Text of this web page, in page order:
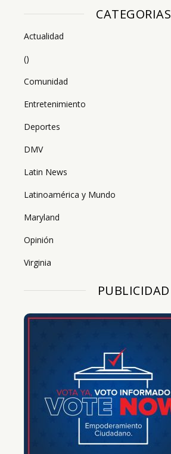
CATEGORIAS
Actualidad
()
Comunidad
Entretenimiento
Deportes
DMV
Latin News
Latinoamérica y Mundo
Maryland
Opinión
Virginia
PUBLICIDAD